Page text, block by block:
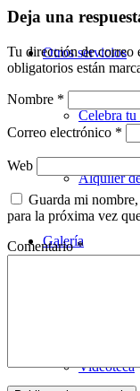
Otros servicios
Celebra tu
Alquiler
Galería
Videoteca
Deja una
Tu dirección de correo
obligatorios están
Nombre *
Correo electrónico *
Web
Guarda mi
para la próxima vez
Comentario*